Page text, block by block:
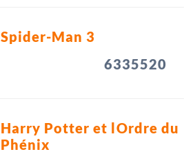
Spider-Man 3
6335520
Harry Potter et lOrdre du
Phénix